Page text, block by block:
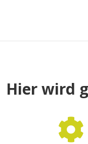
Hier wird
